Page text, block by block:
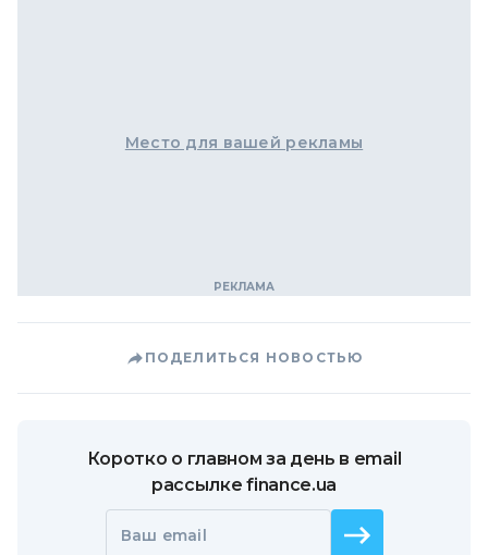
Место для вашей рекламы
ПОДЕЛИТЬСЯ НОВОСТЬЮ
Коротко о главном за день в email
рассылке finance.ua
Ваш email